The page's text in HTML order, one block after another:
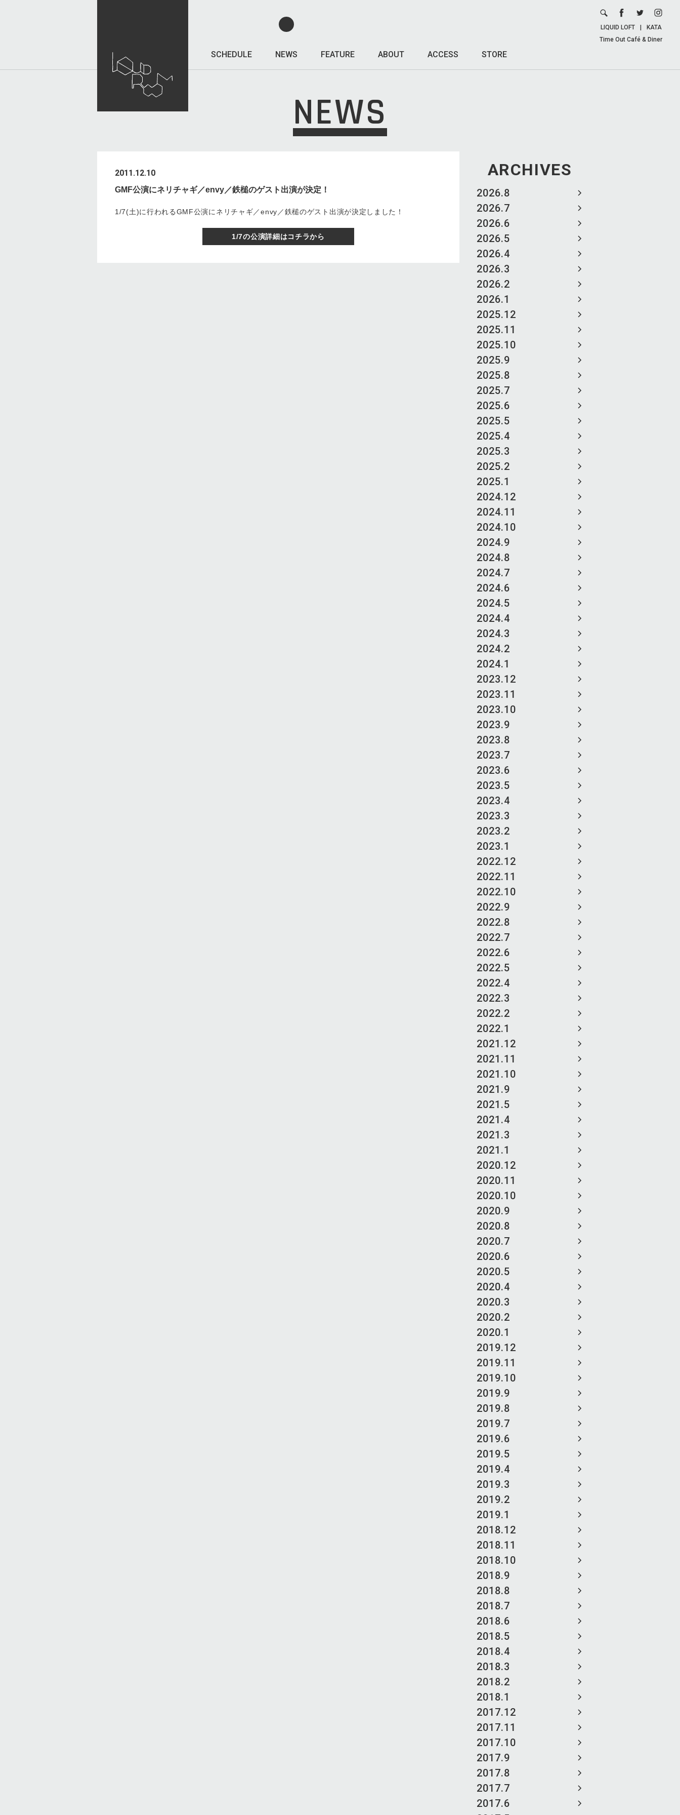
SCHEDULE NEWS FEATURE ABOUT ACCESS STORE
LIQUID LOFT
KATA
Time Out Café & Diner
NEWS
ARCHIVES
2026.8
2026.7
2026.6
2026.5
2026.4
2026.3
2026.2
2026.1
2025.12
2025.11
2025.10
2025.9
2025.8
2025.7
2025.6
2025.5
2025.4
2025.3
2025.2
2025.1
2024.12
2024.11
2024.10
2024.9
2024.8
2024.7
2024.6
2024.5
2024.4
2024.3
2024.2
2024.1
2023.12
2023.11
2023.10
2023.9
2023.8
2023.7
2023.6
2023.5
2023.4
2023.3
2023.2
2023.1
2022.12
2022.11
2022.10
2022.9
2022.8
2022.7
2022.6
2022.5
2022.4
2022.3
2022.2
2022.1
2021.12
2021.11
2021.10
2021.9
2021.5
2021.4
2021.3
2021.1
2020.12
2020.11
2020.10
2020.9
2020.8
2020.7
2020.6
2020.5
2020.4
2020.3
2020.2
2020.1
2019.12
2019.11
2019.10
2019.9
2019.8
2019.7
2019.6
2019.5
2019.4
2019.3
2019.2
2019.1
2018.12
2018.11
2018.10
2018.9
2018.8
2018.7
2018.6
2018.5
2018.4
2018.3
2018.2
2018.1
2017.12
2017.11
2017.10
2017.9
2017.8
2017.7
2017.6
2011.12.10
GMF公演にネリチャギ／envy／鉄槌のゲスト出演が決定！
1/7(土)に行われるGMF公演にネリチャギ／envy／鉄槌のゲスト出演が決定しました！
1/7の公演詳細はコチラから